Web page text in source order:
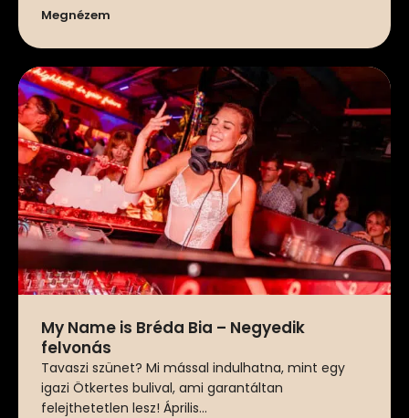
Megnézem
My Name is Bréda Bia – Negyedik
felvonás
Tavaszi szünet? Mi mással indulhatna, mint egy
igazi Ötkertes bulival, ami garantáltan
felejthetetlen lesz! Április...